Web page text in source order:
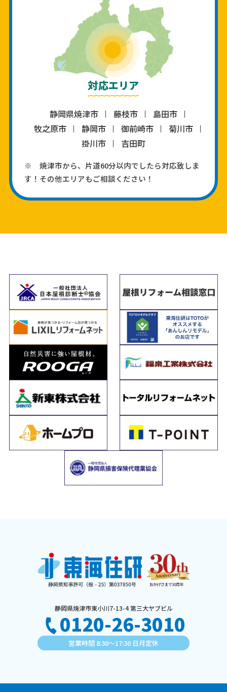
対応エリア
静岡県焼津市 藤枝市
島田市
牧之原市
静岡市 御前崎市
菊川市
掛川市
吉田町
※ 焼津市から、片道60分以内でしたら対応致しま
す！その他エリアもご相談ください！
静岡県焼津市東小川7-13-4 第三大ヤブビル
0120-26-3010
営業時間 8:30〜17:30 日月定休